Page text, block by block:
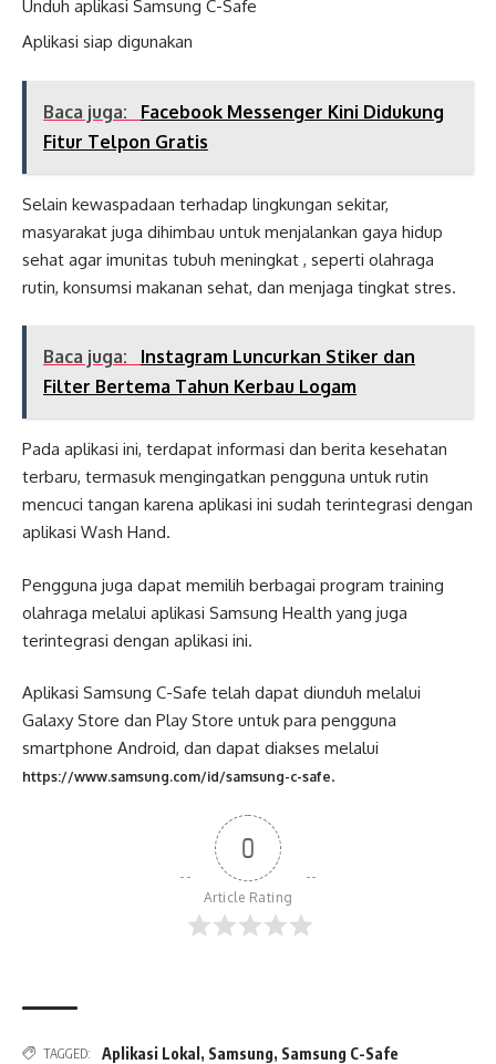
Unduh aplikasi Samsung C-Safe
Aplikasi siap digunakan
Baca juga:
Facebook Messenger Kini Didukung
Fitur Telpon Gratis
Selain kewaspadaan terhadap lingkungan sekitar,
masyarakat juga dihimbau untuk menjalankan gaya hidup
sehat agar imunitas tubuh meningkat , seperti olahraga
rutin, konsumsi makanan sehat, dan menjaga tingkat stres.
Baca juga:
Instagram Luncurkan Stiker dan
Filter Bertema Tahun Kerbau Logam
Pada aplikasi ini, terdapat informasi dan berita kesehatan
terbaru, termasuk mengingatkan pengguna untuk rutin
mencuci tangan karena aplikasi ini sudah terintegrasi dengan
aplikasi Wash Hand.
Pengguna juga dapat memilih berbagai program training
olahraga melalui aplikasi Samsung Health yang juga
terintegrasi dengan aplikasi ini.
Aplikasi Samsung C-Safe telah dapat diunduh melalui
Galaxy Store dan Play Store untuk para pengguna
smartphone Android, dan dapat diakses melalui
https://www.samsung.com/id/samsung-c-safe.
0
Article Rating
TAGGED: Aplikasi Lokal , Samsung, Samsung C-Safe